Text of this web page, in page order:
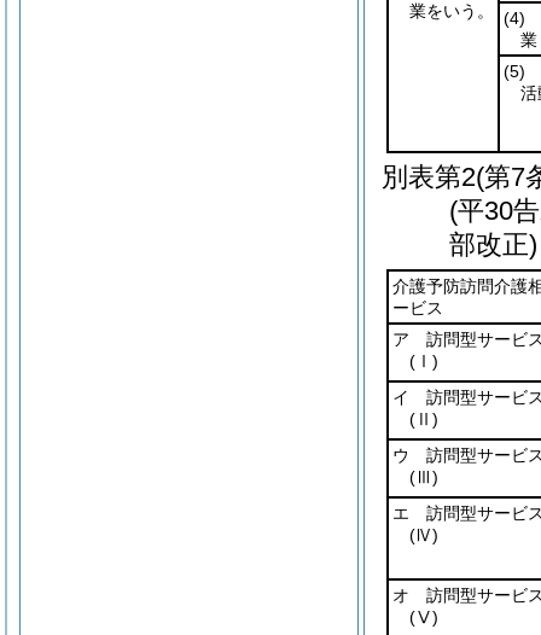
業をいう。
(4)
業
(5)
活
別表第2(第7
(平30
部改正)
介護予防訪問介護
ービス
ア 訪問型サービ
(Ⅰ)
イ 訪問型サービ
(Ⅱ)
ウ 訪問型サービ
(Ⅲ)
エ 訪問型サービ
(Ⅳ)
オ 訪問型サービ
(Ⅴ)